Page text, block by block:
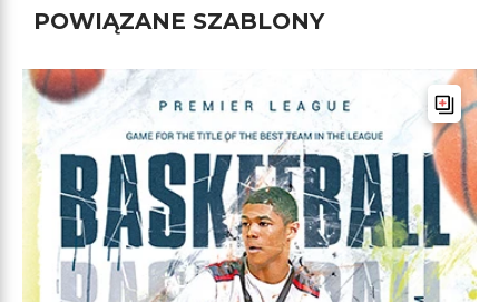
POWIĄZANE SZABLONY